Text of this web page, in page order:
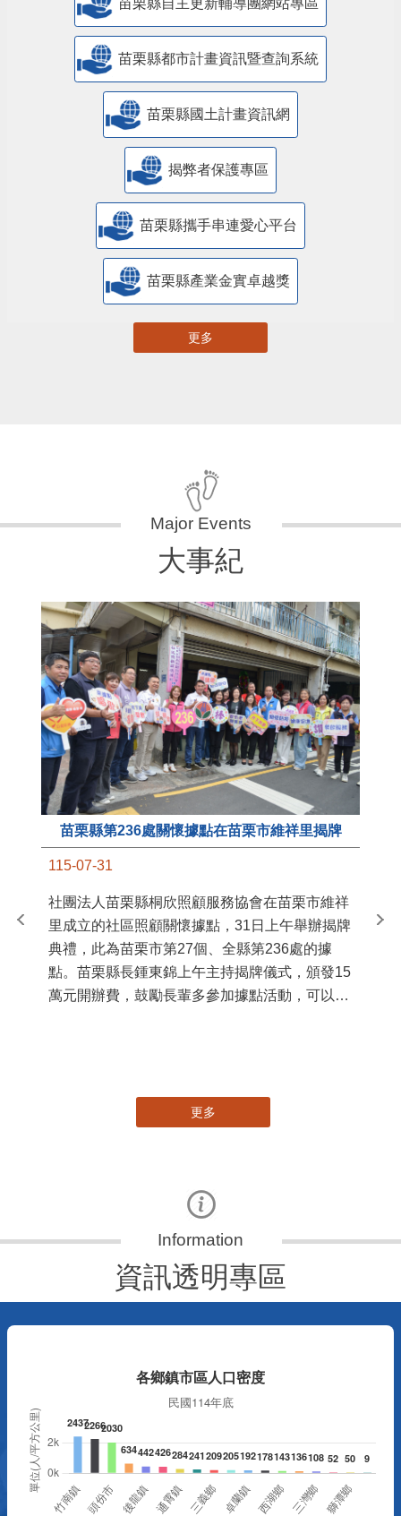
苗栗縣自主更新輔導團網站專區
苗栗縣都市計畫資訊暨查詢系統
苗栗縣國土計畫資訊網
揭弊者保護專區
苗栗縣攜手串連愛心平台
苗栗縣產業金實卓越獎
更多
大事紀
苗栗縣第236處關懷據點在苗栗市維祥里揭牌
115-07-31
社團法人苗栗縣桐欣照顧服務協會在苗栗市維祥
里成立的社區照顧關懷據點，31日上午舉辦揭牌
典禮，此為苗栗市第27個、全縣第236處的據
點。苗栗縣長鍾東錦上午主持揭牌儀式，頒發15
萬元開辦費，鼓勵長輩多參加據點活動，可以更
更多
資訊透明專區